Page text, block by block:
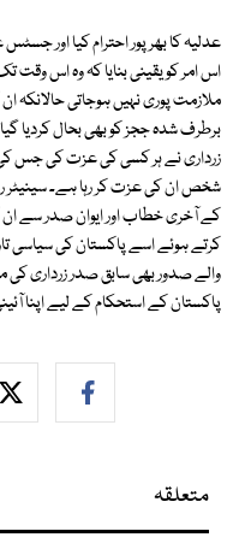
عدلیہ کا بھرپور احترام کیا اور
اس امر کو یقینی بنایا کہ وہ اس
ملازمت پوری نہیں ہوجاتی حالانکہ
برطرف شدہ ججز کو بھی بحال کردیا گیا
زرداری نے ہر کسی کی عزت کی جس
شخص ان کی عزت کر رہا ہے۔ سینیٹر
کے آخری خطاب اور ایوان صدر سے ان
کرتے ہوئے اسے پاکستان کی سیاسی
والے صدور بھی سابق صدر زرداری
پاکستان کے استحکام کے لیے اپنا
متعلقہ